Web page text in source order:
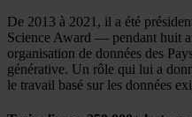
De 2013 à 2021, il a été
Science Award — pendant huit
organisation de données des
générative. Un rôle qui lui a
le travail basé sur les données